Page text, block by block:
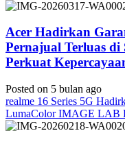
Acer Hadirkan
Pernajual Terluas
Perkuat
Posted on 5 bulan ago
realme 16 Series 5G
LumaColor IMAGE LAB